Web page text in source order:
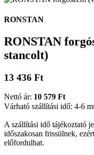
RONSTAN
RONSTAN
stancolt)
13 436 Ft
Nettó ár: 10 579 Ft
Várható szállítási idő: 4-6
A szállítási idő tájékoztató
időszakosan frissülnek,
előfordulhat.